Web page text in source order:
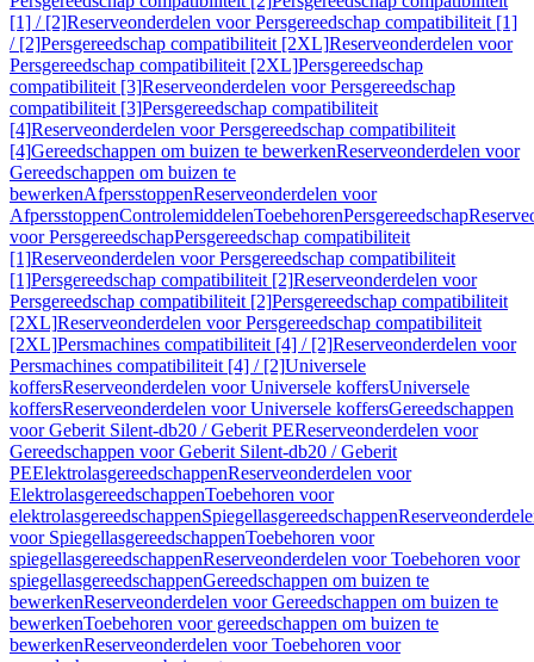
[1] / [2]Reserveonderdelen voor Persgereedschap compatibiliteit [1]
/ [2]Persgereedschap compatibiliteit [2XL]Reserveonderdelen voor
Persgereedschap compatibiliteit [2XL]Persgereedschap
compatibiliteit [3]Reserveonderdelen voor Persgereedschap
compatibiliteit [3]Persgereedschap compatibiliteit
[4]Reserveonderdelen voor Persgereedschap compatibiliteit
[4]Gereedschappen om buizen te bewerkenReserveonderdelen voor
Gereedschappen om buizen te
bewerkenAfpersstoppenReserveonderdelen voor
AfpersstoppenControlemiddelenToebehorenPersgereedschap
voor PersgereedschapPersgereedschap compatibiliteit
[1]Reserveonderdelen voor Persgereedschap compatibiliteit
[1]Persgereedschap compatibiliteit [2]Reserveonderdelen voor
Persgereedschap compatibiliteit [2]Persgereedschap compatibiliteit
[2XL]Reserveonderdelen voor Persgereedschap compatibiliteit
[2XL]Persmachines compatibiliteit [4] / [2]Reserveonderdelen voor
Persmachines compatibiliteit [4] / [2]Universele
koffersReserveonderdelen voor Universele koffersUniversele
koffersReserveonderdelen voor Universele koffersGereedschappen
voor Geberit Silent-db20 / Geberit PEReserveonderdelen voor
Gereedschappen voor Geberit Silent-db20 / Geberit
PEElektrolasgereedschappenReserveonderdelen voor
ElektrolasgereedschappenToebehoren voor
elektrolasgereedschappenSpiegellasgereedschappen
voor SpiegellasgereedschappenToebehoren voor
spiegellasgereedschappenReserveonderdelen voor Toebehoren voor
spiegellasgereedschappenGereedschappen om buizen te
bewerkenReserveonderdelen voor Gereedschappen om buizen te
bewerkenToebehoren voor gereedschappen om buizen te
bewerkenReserveonderdelen voor Toebehoren voor